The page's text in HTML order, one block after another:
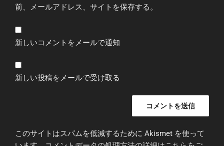
前、メールアドレス、サイトを保存する。
新しいコメントをメールで通知
新しい投稿をメールで受け取る
このサイトはスパムを低減するために Akismet を使って